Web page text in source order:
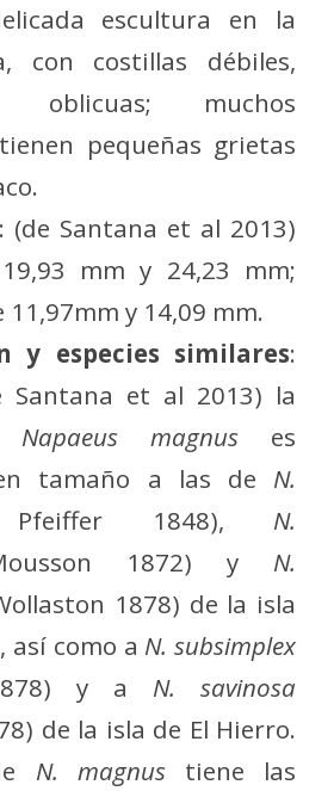
escultura en la
con costillas débiles,
muchos
pequeñas grietas
: (de Santana et al 2013)
mm y 24,23 mm;
y 14,09 mm.
y especies similares:
Santana et al 2013) la
Napaeus magnuses
tamaño a las de N.
1848), N.
1872) y N.
1878) de la isla
así como a N. subsimplex
y a N. savinosa
de la isla de El Hierro.
N. magnustiene las